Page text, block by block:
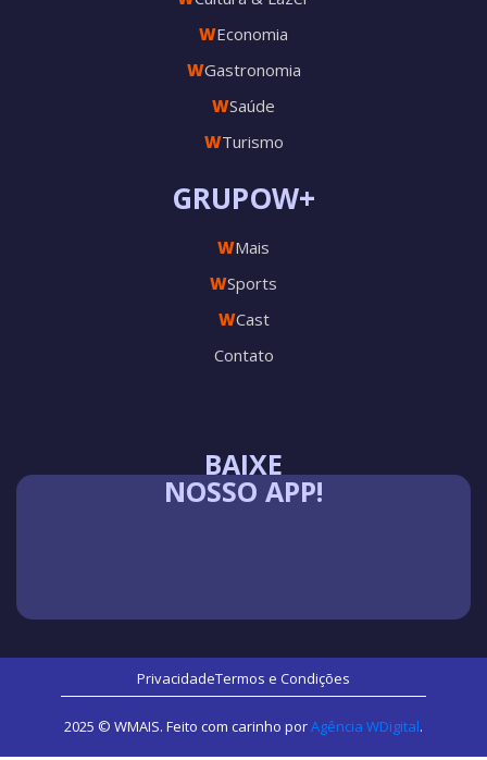
BAIXE
NOSSO APP!
GRUPOW+
WMais
WSports
WCast
Contato
WEconomia
WGastronomia
WSaúde
WTurismo
PrivacidadeTermos e Condições
2025 © WMAIS. Feito com carinho porAgência WDigital.